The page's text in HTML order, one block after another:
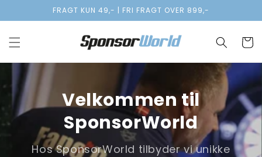
indhold
FRAGT KUN 49,- | FRI FRAGT OVER 899,-
Velkommen til
SponsorWorld
Hos SponsorWorld tilbyder vi unikke